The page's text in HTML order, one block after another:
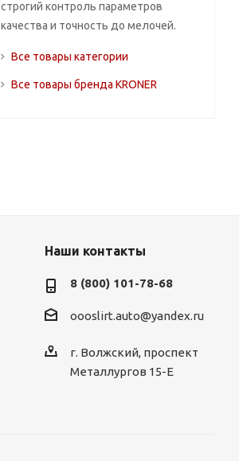
строгий контроль параметров
качества и точность до мелочей.
Все товары категории
Все товары бренда KRONER
Наши контакты
8 (800) 101-78-68
oooslirt.auto@yandex.ru
г. Волжский, проспект
Металлургов 15-Е